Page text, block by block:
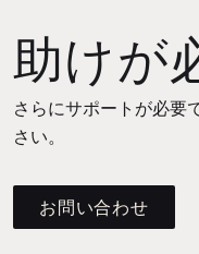
助けが
さらにサポートが必要
さい。
お問い合わせ